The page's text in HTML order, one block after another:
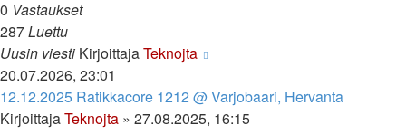
0 Vastaukset
287Luettu
Uusin viesti KirjoittajaTeknojta
20.07.2026, 23:01
12.12.2025 Ratikkacore 1212 @ Varjobaari, Hervanta
KirjoittajaTeknojta » 27.08.2025, 16:15